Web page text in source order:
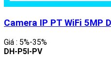
Camera IP PT WiFi 5MP
Giá : 5%-35%
DH-P5I-PV